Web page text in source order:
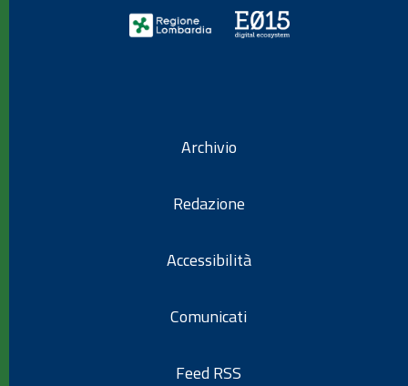
Archivio
Redazione
Accessibilità
Comunicati
Feed RSS